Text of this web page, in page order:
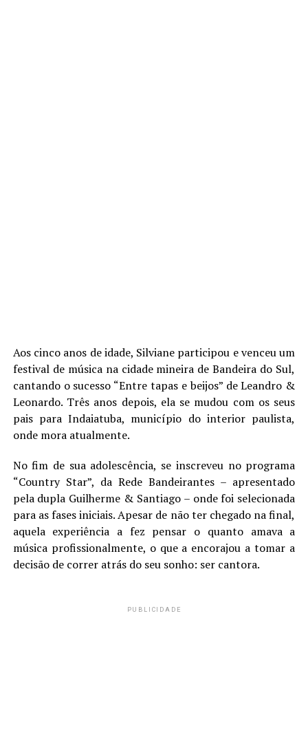
Aos cinco anos de idade, Silviane participou e venceu um
festival de música na cidade mineira de Bandeira do Sul,
cantando o sucesso “Entre tapas e beijos” de Leandro &
Leonardo. Três anos depois, ela se mudou com os seus
pais para Indaiatuba, município do interior paulista,
onde mora atualmente.
No fim de sua adolescência, se inscreveu no programa
“Country Star”, da Rede Bandeirantes – apresentado
pela dupla Guilherme & Santiago – onde foi selecionada
para as fases iniciais. Apesar de não ter chegado na final,
aquela experiência a fez pensar o quanto amava a
música profissionalmente, o que a encorajou a tomar a
decisão de correr atrás do seu sonho: ser cantora.
PUBLICIDADE